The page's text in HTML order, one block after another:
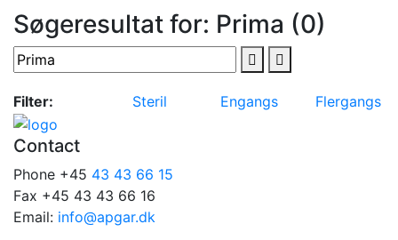
Søgeresultat for: Prima (0)
Filter: Steril Engangs Flergangs
Contact
Phone +45 43 43 66 15
Fax +45 43 43 66 16
Email: info@apgar.dk